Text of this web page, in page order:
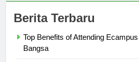
Top Benefits of Attending Ecampus